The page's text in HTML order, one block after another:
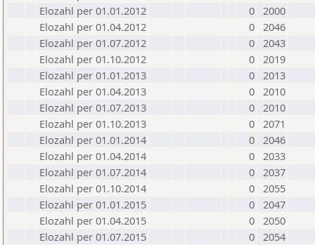
Elozahl per 01.01.2012
0 2000
Elozahl per 01.04.2012
0 2046
Elozahl per 01.07.2012
0 2043
Elozahl per 01.10.2012
0 2019
Elozahl per 01.01.2013
0 2013
Elozahl per 01.04.2013
0 2010
Elozahl per 01.07.2013
0 2010
Elozahl per 01.10.2013
0 2071
Elozahl per 01.01.2014
0 2046
Elozahl per 01.04.2014
0 2033
Elozahl per 01.07.2014
0 2037
Elozahl per 01.10.2014
0 2055
Elozahl per 01.01.2015
0 2047
Elozahl per 01.04.2015
0 2050
Elozahl per 01.07.2015
0 2054